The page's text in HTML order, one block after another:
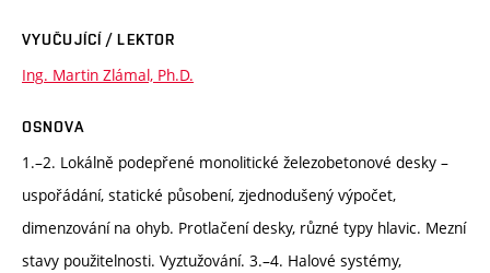
VYUČUJÍCÍ / LEKTOR
Ing. Martin Zlámal, Ph.D.
OSNOVA
1.–2. Lokálně podepřené monolitické železobetonové desky –
uspořádání, statické působení, zjednodušený výpočet,
dimenzování na ohyb. Protlačení desky, různé typy hlavic. Mezní
stavy použitelnosti. Vyztužování. 3.–4. Halové systémy,